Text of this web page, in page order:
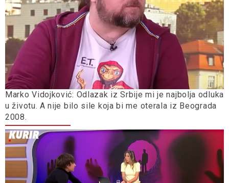
Marko Vidojković: Odlazak iz Srbije mi je najbolja odluka
u životu. A nije bilo sile koja bi me oterala iz Beograda
2008.